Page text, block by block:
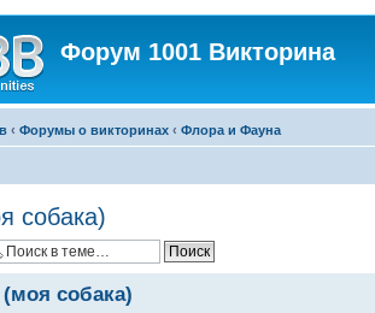
Форум 1001 Викторина
‹ Форумы о викторинах ‹ Флора и Фауна
собака)
собака)